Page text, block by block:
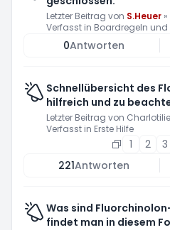
Letzter Beitrag von S.Heuer »
Verfasst in Boardregeln
0Antworten
Schnellübersicht des
hilfreich und zu
Letzter Beitrag von Charlotilie
Verfasst in Erste Hilfe
1 2 3
221Antworten
Was sind
findet man in diesem